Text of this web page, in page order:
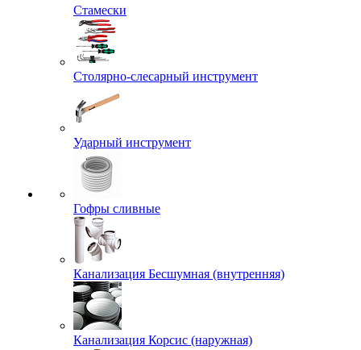
Стамески
Столярно-слесарный инструмент
Ударный инструмент
Гофры сливные
Канализация Бесшумная (внутренняя)
Канализация Корсис (наружная)